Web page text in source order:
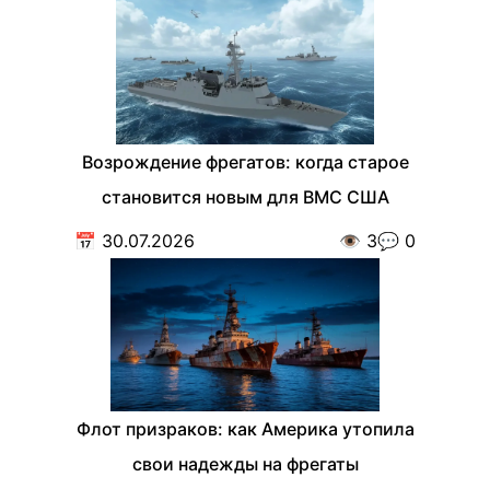
Возрождение фрегатов: когда старое
становится новым для ВМС США
📅 30.07.2026 👁️ 3💬 0
Флот призраков: как Америка утопила
свои надежды на фрегаты